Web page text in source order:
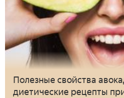
Полезные свойства
диетические рецепты